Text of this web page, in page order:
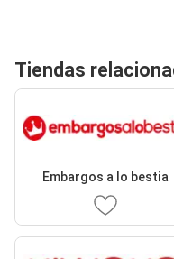
Tiendas
Embargos a lo bestia